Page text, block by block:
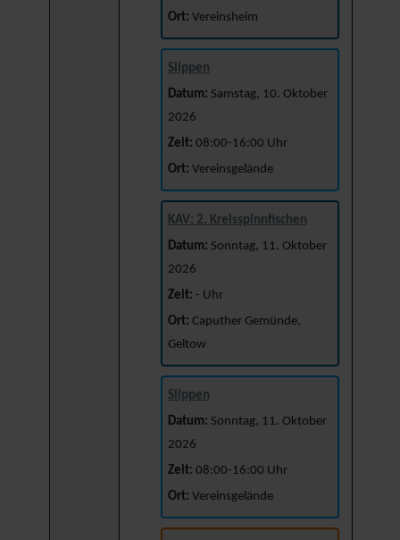
Ort: Vereinsheim
Slippen
Datum: Samstag, 10. Oktober
2026
Zeit: 08:00-16:00 Uhr
Ort: Vereinsgelände
KAV: 2. Kreisspinnfischen
Datum: Sonntag, 11. Oktober
2026
Zeit: - Uhr
Ort: Caputher Gemünde,
Geltow
Slippen
Datum: Sonntag, 11. Oktober
2026
Zeit: 08:00-16:00 Uhr
Ort: Vereinsgelände